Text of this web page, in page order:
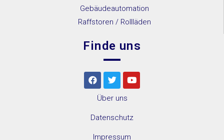
IGLO 5
ENERGY
Gebäudeautomation
Raffstoren / Rollläden
Finde uns
Über uns
Datenschutz
Impressum